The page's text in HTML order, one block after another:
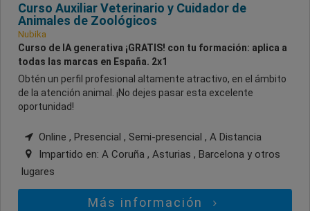
Curso Auxiliar Veterinario y Cuidador de
Animales de Zoológicos
Nubika
Curso de IA generativa ¡GRATIS! con tu formación: aplica a
todas las marcas en España. 2x1
Obtén un perfil profesional altamente atractivo, en el ámbito
de la atención animal. ¡No dejes pasar esta excelente
oportunidad!
Online , Presencial , Semi-presencial , A Distancia
Impartido en: A Coruña , Asturias , Barcelona y otros
lugares
Más información